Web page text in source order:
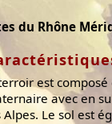
du Rhône
est
avec en
Alpes. Le sol est